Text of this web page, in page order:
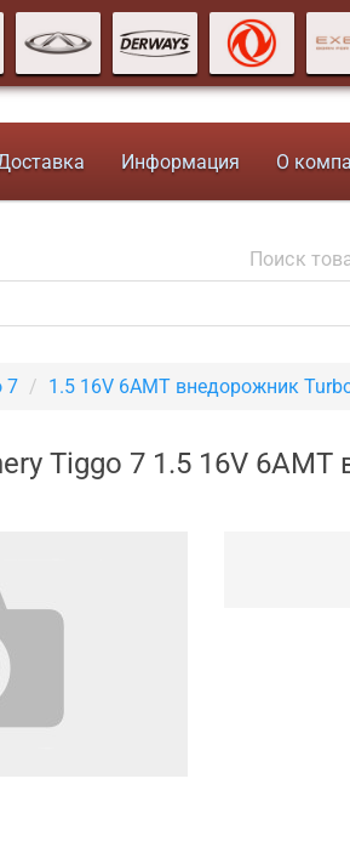
Информация О
7 1.5 16V 6AMT внедорожник
Tiggo 7 1.5 16V